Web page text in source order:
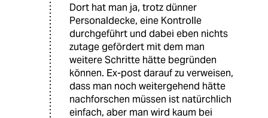
Dort hat man ja, trotz dünner
Personaldecke, eine Kontrolle
durchgeführt und dabei eben nichts
zutage gefördert mit dem man
weitere Schritte hätte begründen
können. Ex-post darauf zu verweisen,
dass man noch weitergehend hätte
nachforschen müssen ist natürchlich
einfach, aber man wird kaum bei